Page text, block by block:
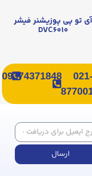
آی تو پی پوزیشنر فیشر
DVC۶۰۱۰
021-
09374371848
ارسال